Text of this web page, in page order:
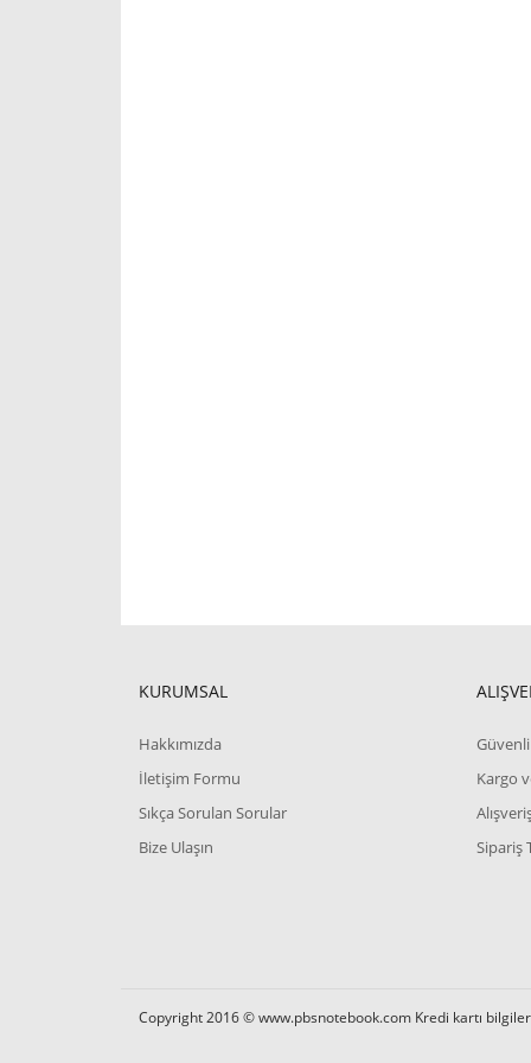
KURUMSAL
Hakkımızda
İletişim Formu
Sıkça Sorulan Sorular
Bize Ulaşın
Güvenli
Kargo
Sipariş
Copyright 2016 © www.pbsnotebook.com Kredi kartı